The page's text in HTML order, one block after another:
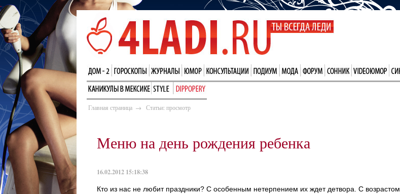
Главная страница → Статьи: просмотр
Меню на день рождения ребенка
16.02.2012 15:18:38
Кто из нас не любит праздники? С особенным нетерпением их ждет детвора. С возрастом